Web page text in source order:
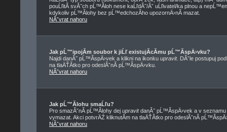
pouĹľitĂ­ svĂ˝ch pĹ™Ă­loh nese kaĹľdĂ˝/Ăˇ uĹľivatel/ka plnou a
kdykoliv pĹ™Ă­lohy bez pĹ™edchozĂ­ho upozornÄ›nĂ­ mazat.
NĂˇvrat nahoru
Jak pĹ™ipojĂ­m soubor k jiĹľ existujĂ­cĂ­mu pĹ™Ă­spÄ›vku?
Najdi danĂ˝ pĹ™Ă­spÄ›vek a klikni na ikonku upravit. DĂˇle postupuj
na tlaÄŤĂ­tko pro odeslĂˇnĂ­ pĹ™Ă­spÄ›vku.
NĂˇvrat nahoru
Jak pĹ™Ă­lohu smaĹľu?
Pro smazĂˇnĂ­ pĹ™Ă­lohy dej upravitdanĂ˝ pĹ™Ă­spÄ›vek a v
vymazat. Akci potvrÄŹ kliknutĂ­m na tlaÄŤĂ­tko pro odeslĂˇnĂ­
NĂˇvrat nahoru